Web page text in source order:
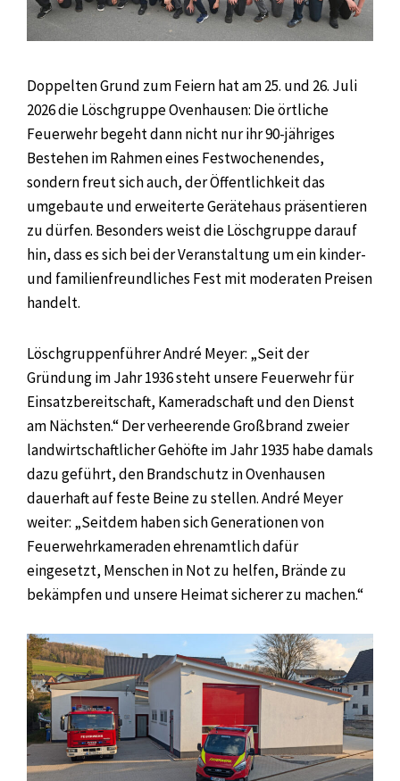
Doppelten Grund zum Feiern hat am 25. und 26. Juli
2026 die Löschgruppe Ovenhausen: Die örtliche
Feuerwehr begeht dann nicht nur ihr 90-jähriges
Bestehen im Rahmen eines Festwochenendes,
sondern freut sich auch, der Öffentlichkeit das
umgebaute und erweiterte Gerätehaus präsentieren
zu dürfen. Besonders weist die Löschgruppe darauf
hin, dass es sich bei der Veranstaltung um ein kinder-
und familienfreundliches Fest mit moderaten Preisen
handelt.
Löschgruppenführer André Meyer: „Seit der
Gründung im Jahr 1936 steht unsere Feuerwehr für
Einsatzbereitschaft, Kameradschaft und den Dienst
am Nächsten.“ Der verheerende Großbrand zweier
landwirtschaftlicher Gehöfte im Jahr 1935 habe damals
dazu geführt, den Brandschutz in Ovenhausen
dauerhaft auf feste Beine zu stellen. André Meyer
weiter: „Seitdem haben sich Generationen von
Feuerwehrkameraden ehrenamtlich dafür
eingesetzt, Menschen in Not zu helfen, Brände zu
bekämpfen und unsere Heimat sicherer zu machen.“